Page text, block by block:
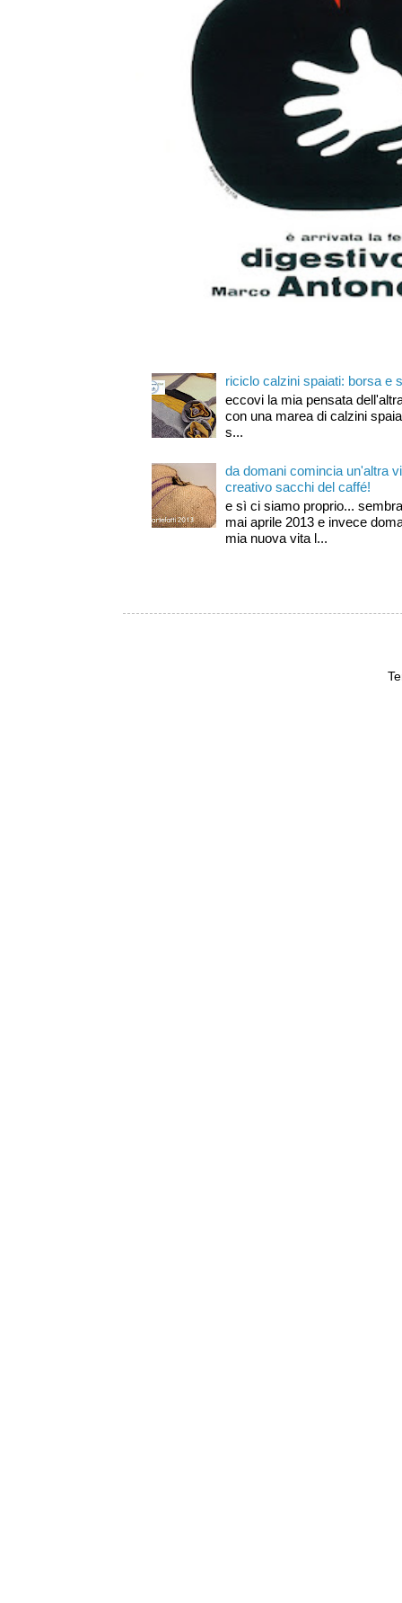
riciclo calzini spaiati: borsa e
eccovi la mia pensata
con una marea di calzini
s...
da domani comincia un'altra
creativo sacchi del caffé!
e sì ci siamo proprio...
mai aprile 2013 e invece
mia nuova vita l...